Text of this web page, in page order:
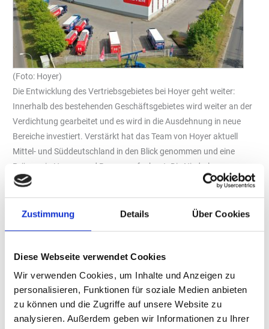
Zustimmung Details Über Cookies
Diese Webseite verwendet Cookies
Wir verwenden Cookies, um Inhalte und Anzeigen zu
personalisieren, Funktionen für soziale Medien anbieten
zu können und die Zugriffe auf unsere Website zu
analysieren. Außerdem geben wir Informationen zu Ihrer
(Foto: Hoyer)
Die Entwicklung des Vertriebsgebietes bei Hoyer geht weiter:
Innerhalb des bestehenden Geschäftsgebietes wird weiter an der
Verdichtung gearbeitet und es wird in die Ausdehnung in neue
Bereiche investiert. Verstärkt hat das Team von Hoyer aktuell
Mittel- und Süddeutschland in den Blick genommen und eine
Präsenz in Hessen und Bayern aufgebaut. Die Niederlassung
Hamburg/Schleswig-Holstein wurde zum Jahreswechsel durch
die Übernahme des Heizölgeschäfts von Manfred Becker
verstärkt. Die Kunden werden weiter von Sabine Raabe-Becker
bleibt den Kunden ebenfalls als Fahrer erhalten und wird über
Hoyer disponiert.
Gleich zwei Standorte konnten in Hessen dazugewonnen werden:
Durch die Übernahme des Brennstoffhandels Humburg in Kassel
hat Hoyer zum 1. November weitere Mitarbeiterinnen und